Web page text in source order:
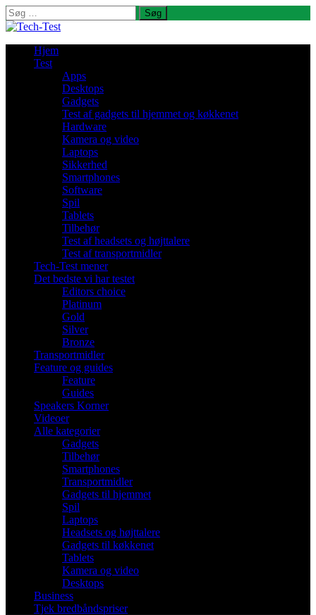
Søg
efter:
Hjem
Test
Apps
Desktops
Gadgets
Test af gadgets til hjemmet og køkkenet
Hardware
Kamera og video
Laptops
Sikkerhed
Smartphones
Software
Spil
Tablets
Tilbehør
Test af headsets og højttalere
Test af transportmidler
Tech-Test mener
Det bedste vi har testet
Editors choice
Platinum
Gold
Silver
Bronze
Transportmidler
Feature og guides
Feature
Guides
Speakers Korner
Videoer
Alle kategorier
Gadgets
Tilbehør
Smartphones
Transportmidler
Gadgets til hjemmet
Spil
Laptops
Headsets og højttalere
Gadgets til køkkenet
Tablets
Kamera og video
Desktops
Business
Tjek bredbåndspriser